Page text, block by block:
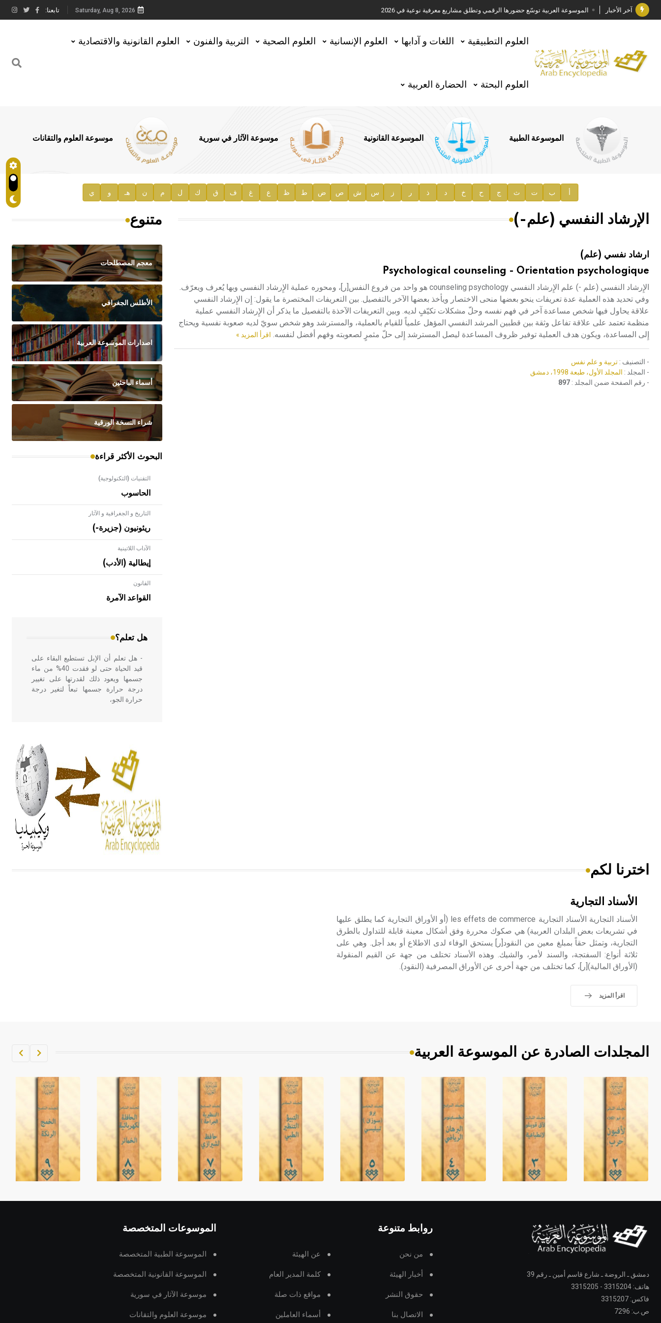
آخر الأخبار الموسوعة العربية توسّع حضورها الرقمي وتطلق مشاريع معرفية نوعية في 2026
جائزة مجمع الملك سلمان العالمي للغة العربية 2025
الأستاذ إياد خالد الطباع مدير عام لهيئة الموسوعة العربية
السيد محمد ياسين صالح وزيرا للثقافة
توصيات مجلس الإدارة
صدور المجلد السابع من موسوعة الآثار في سورية
إعلان..
هيئة الموسوعة العربية تطلق موسوعات جديدة في عام 2026
Saturday, Aug 8, 2026 تابعنا:
العلوم التطبيقية اللغات و آدابها العلوم الإنسانية العلوم الصحية التربية والفنون العلوم القانونية والاقتصادية
العلوم البحتة الحضارة العربية
الموسوعة الطبية الموسوعة القانونية موسوعة الآثار في سورية موسوعة العلوم والتقانات
أ ب ت ث ج ح خ د ذ ر ز س ش ص ض ط ظ ع غ ف ق ك ل م ن هـ و ي
الإرشاد النفسي (علم-)
ارشاد نفسي (علم)
Psychological counseling - Orientation psychologique
الإِرشاد النفسي (علم -) علم الإِرشاد النفسي counseling psychology هو واحد من فروع النفس[ر]، ومحوره عملية الإِرشاد النفسي وبها يُعرف ويعرّف.
وفي تحديد هذه العملية عدة تعريفات ينحو بعضها منحى الاختصار ويأخذ بعضها الآخر بالتفصيل. بين التعريفات المختصرة ما يقول: إِن الإِرشاد النفسي
علاقة يحاول فيها شخص مساعدة آخر في فهم نفسه وحلّ مشكلات تكيّفٍ لديه. وبين التعريفات الآخذة بالتفصيل ما يذكر أن الإِرشاد النفسي عملية
منظمة تعتمد على علاقة تفاعل وثقة بين قطبين المرشد النفسي المؤهل علمياً للقيام بالعملية، والمسترشد وهو شخص سويّ لديه صعوبة نفسية ويحتاج
إِلى المساعدة، ويكون هدف العملية توفير ظروف المساعدة ليصل المسترشد إِلى حلّ مثمرٍ لصعوبته وفهم أفضل لنفسه. اقرأ المزيد »
- التصنيف : تربية و علم نفس
- المجلد : المجلد الأول، طبعة 1998، دمشق
- رقم الصفحة ضمن المجلد : 897
متنوع
معجم المصطلحات
الأطلس الجغرافي
اصدارات الموسوعة العربية
أسماء الباحثين
شراء النسخة الورقية
البحوث الأكثر قراءة
التقنيات (التكنولوجية)
الحاسوب
التاريخ و الجغرافية و الآثار
ريئونيون (جزيرة-)
الآداب اللاتينية
إيطالية (الأدب)
القانون
القواعد الآمرة
هل تعلم؟
- هل تعلم أن الأبلق نوع من الفنون
الهندسية التي ارتبطت بالعمارة الإسلامية
في بلاد الشام ومصر خاصة، حيث يحرص
- هل تعلم أن الإبل تستطيع البقاء على
قيد الحياة حتى لو فقدت 40% من ماء
جسمها ويعود ذلك لقدرتها على تغيير
درجة حرارة جسمها تبعاً لتغير درجة
حرارة الجو،
أربعة مؤلفات هي: الحكم، الأدلة، تنظيم
التغذية، ورسالته في جروح الرأس.
ويعود له الفضل بأنه حرر الطب من
الدين والفلسفة.
- هل تعلم أن المرجان إفراز حيواني
يتكون في البحر ويتركب من مادة
كربونات الكلسيوم، وهو أحمر أو شديد
الحمرة وهو أجود أنواعه، ويمتاز بكبر
الحجم ويسمى الش
حيث تقتصر القيمة الصوتية للعلامة الك
اخترنا لكم
الأسناد التجارية
الأسناد التجارية الأسناد التجارية les effets de commerce (أو الأوراق التجارية كما يطلق عليها
في تشريعات بعض البلدان العربية) هي صكوك محررة وفق أشكال معينة قابلة للتداول بالطرق
التجارية، وتمثل حقاً بمبلغ معين من النقود[ر] يستحق الوفاء لدى الاطلاع أو بعد أجل. وهي على
ثلاثة أنواع: السفتجة، والسند لأمر، والشيك. وهذه الأسناد تختلف من جهة عن القيم المنقولة
(الأوراق المالية)[ر]، كما تختلف من جهة أخرى عن الأوراق المصرفية (النقود).
اقرأ المزيد
المجلدات الصادرة عن الموسوعة العربية
دمشق ـ الروضة ـ شارع قاسم أمين ـ رقم 39
هاتف: 3315204 - 3315205
فاكس: 3315207
ص.ب: 7296
روابط متنوعة
من نحن عن الهيئة
أخبار الهيئة كلمة المدير العام
حقوق النشر مواقع ذات صلة
الاتصال بنا أسماء العاملين
الموسوعات المتخصصة
الموسوعة الطبية المتخصصة
الموسوعة القانونية المتخصصة
موسوعة الآثار في سورية
موسوعة العلوم والتقانات